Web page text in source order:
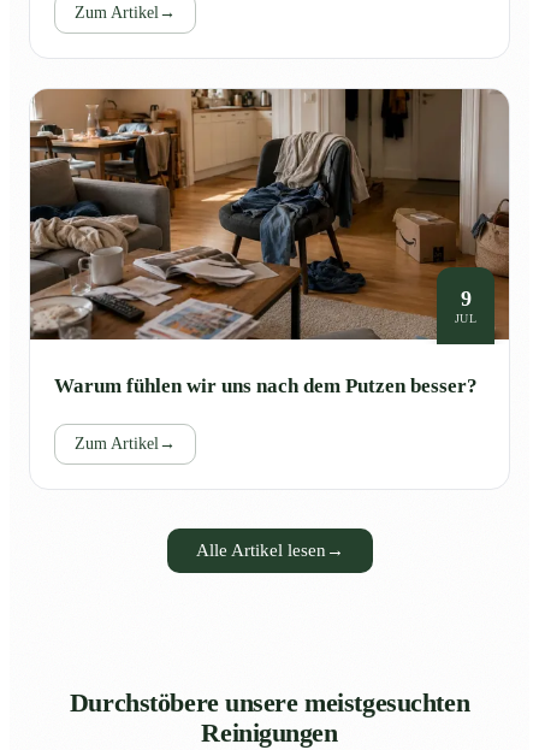
Zum Artikel→
9
JUL
Warum fühlen wir uns nach dem Putzen besser?
Zum Artikel→
Alle Artikel lesen →
Durchstöbere unsere meistgesuchten
Reinigungen